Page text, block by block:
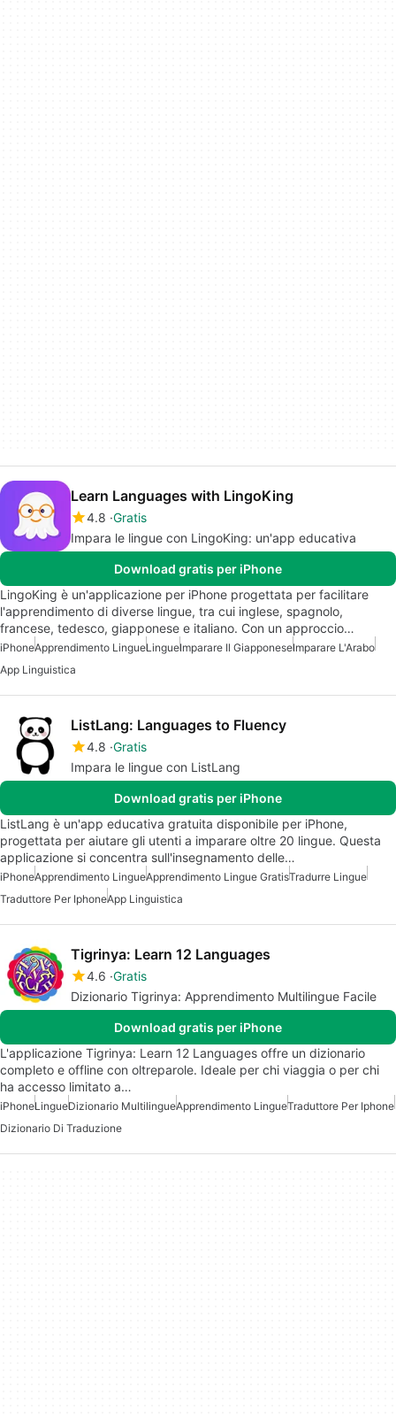
Learn Languages with LingoKing
4.8 Gratis
Impara le lingue con LingoKing: un'app educativa
Download gratis per iPhone
LingoKing è un'applicazione per iPhone progettata per facilitare
l'apprendimento di diverse lingue, tra cui inglese, spagnolo,
francese, tedesco, giapponese e italiano. Con un approccio…
iPhoneApprendimento LingueLingueImparare Il GiapponeseImparare L'Arabo
App Linguistica
ListLang: Languages to Fluency
4.8 Gratis
Impara le lingue con ListLang
Download gratis per iPhone
ListLang è un'app educativa gratuita disponibile per iPhone,
progettata per aiutare gli utenti a imparare oltre 20 lingue. Questa
applicazione si concentra sull'insegnamento delle…
iPhoneApprendimento LingueApprendimento Lingue GratisTradurre Lingue
Traduttore Per IphoneApp Linguistica
Tigrinya: Learn 12 Languages
4.6 Gratis
Dizionario Tigrinya: Apprendimento Multilingue Facile
Download gratis per iPhone
L'applicazione Tigrinya: Learn 12 Languages offre un dizionario
completo e offline con oltreparole. Ideale per chi viaggia o per chi
ha accesso limitato a…
iPhoneLingueDizionario MultilingueApprendimento LingueTraduttore Per Iphone
Dizionario Di Traduzione